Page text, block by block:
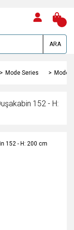
ARA
Mode Series Mode
152 - H: